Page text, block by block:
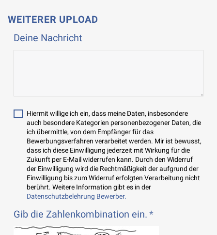
WEITERER UPLOAD
Deine Nachricht
Hiermit willige ich ein, dass meine Daten, insbesondere
auch besondere Kategorien personenbezogener Daten, die
ich übermittle, von dem Empfänger für das
Bewerbungsverfahren verarbeitet werden. Mir ist bewusst,
dass ich diese Einwilligung jederzeit mit Wirkung für die
Zukunft per E-Mail widerrufen kann. Durch den Widerruf
der Einwilligung wird die Rechtmäßigkeit der aufgrund der
Einwilligung bis zum Widerruf erfolgten Verarbeitung nicht
berührt. Weitere Information gibt es in der
Datenschutzbelehrung Bewerber.
Gib die Zahlenkombination ein.